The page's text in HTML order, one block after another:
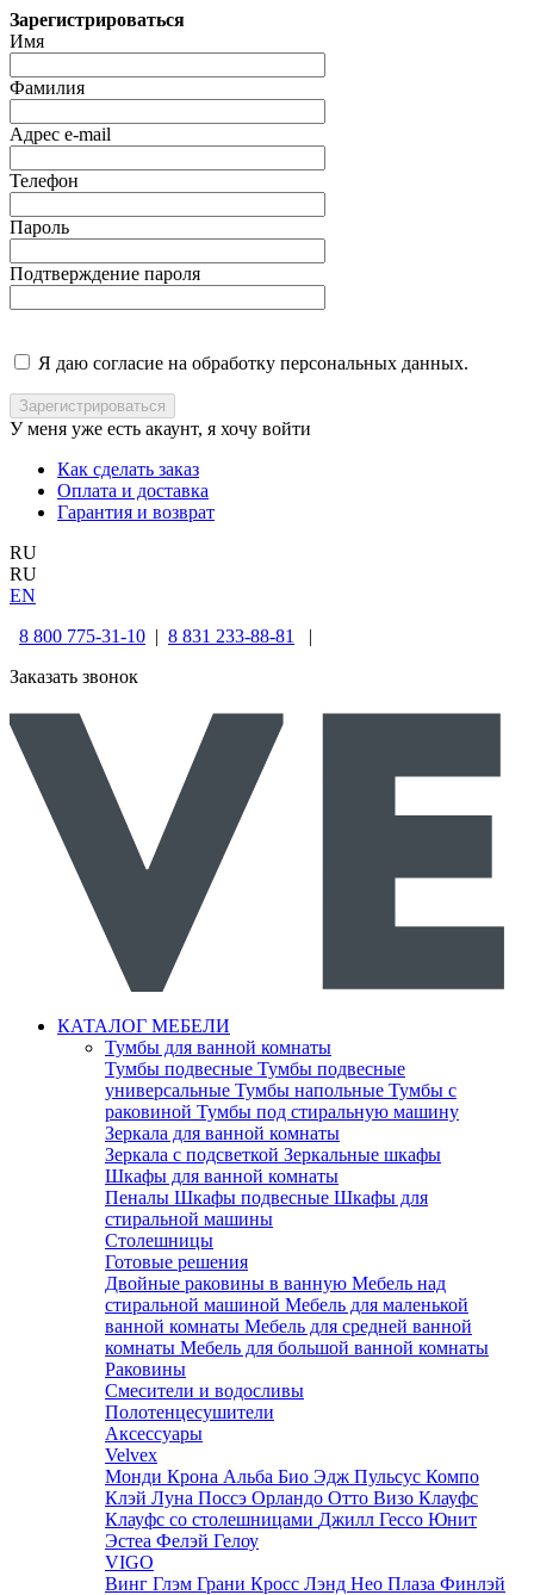
Зарегистрироваться
Имя
Фамилия
Адрес e-mail
Телефон
Пароль
Подтверждение пароля
Я даю согласие на обработку персональных данных.
У меня уже есть акаунт, я хочу войти
Как сделать заказ
Оплата и доставка
Гарантия и возврат
RU
RU
EN
8 800 775-31-10 | 8 831 233-88-81
|
Заказать звонок
КАТАЛОГ МЕБЕЛИ
Тумбы для ванной комнаты
Тумбы подвесные Тумбы подвесные
универсальные Тумбы напольные Тумбы с
раковиной Тумбы под стиральную машину
Зеркала для ванной комнаты
Зеркала с подсветкой Зеркальные шкафы
Шкафы для ванной комнаты
Пеналы Шкафы подвесные Шкафы для
стиральной машины
Столешницы
Готовые решения
Двойные раковины в ванную Мебель над
стиральной машиной Мебель для маленькой
ванной комнаты Мебель для средней ванной
комнаты Мебель для большой ванной комнаты
Раковины
Смесители и водосливы
Полотенцесушители
Аксессуары
Velvex
Монди Крона Альба Био Эдж Пульсус Компо
Клэй Луна Поссэ Орландо Отто Визо Клауфс
Клауфс со столешницами Джилл Гессо Юнит
Эстеа Фелэй Гелоу
VIGO
Винг Глэм Грани Кросс Лэнд Нео Плаза Финлэй